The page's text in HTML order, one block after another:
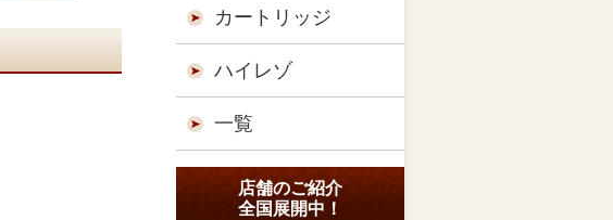
カートリッジ
ハイレゾ
一覧
店舗のご紹介
全国展開中！